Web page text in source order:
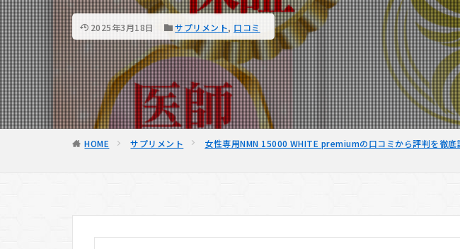
2025年3月18日 サプリメント, 口コミ
HOME サプリメント 女性専用NMN 15000 WHITE premiumの口コミから評判を徹底